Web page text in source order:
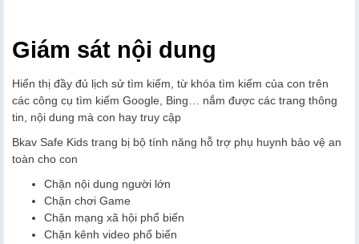
Giám sát nội dung
Hiển thị đầy đủ lịch sử tìm kiếm, từ khóa tìm kiếm của con trên
các công cụ tìm kiếm Google, Bing… nắm được các trang thông
tin, nội dung mà con hay truy cập
Bkav Safe Kids trang bị bộ tính năng hỗ trợ phụ huynh bảo vệ an
toàn cho con
Chặn nội dung người lớn
Chặn chơi Game
Chặn mạng xã hội phổ biến
Chặn kênh video phổ biến